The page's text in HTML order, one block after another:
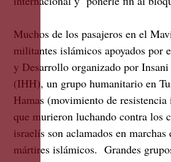
Muchos de los pasajeros en el
militantes islámicos apoyados por
y Desarrollo organizado por
(IHH), un grupo humanitario en
Hamas (movimiento de
que murieron luchando contra los
israelís son aclamados en
mártires islámicos. Grandes